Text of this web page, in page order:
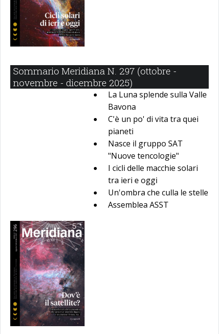
Sommario Meridiana N. 297 (ottobre -
novembre - dicembre 2025)
La Luna splende sulla Valle
Bavona
C'è un po' di vita tra quei
pianeti
Nasce il gruppo SAT
"Nuove tencologie"
I cicli delle macchie solari
tra ieri e oggi
Un'ombra che culla le stelle
Assemblea ASST